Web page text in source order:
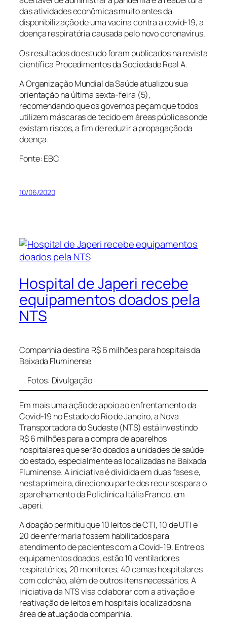
das atividades econômicas muito antes da
disponibilização de uma vacina contra a covid-19, a
doença respiratória causada pelo novo coronavírus.
Os resultados do estudo foram publicados na revista
científica Procedimentos da Sociedade RealA.
A Organização Mundial da Saúde atualizou sua
orientação na última sexta-feira (5),
recomendando que os governos peçam que todos
utilizem máscaras de tecido em áreas públicas onde
existam riscos, a fim de reduzir a propagação da
doença.
Fonte: EBC
10/06/2020
Hospital de Japeri recebe
equipamentos doados pela
NTS
Companhia destina R$ 6 milhões para hospitais da
Baixada Fluminense
Fotos: Divulgação
Em mais uma ação de apoio ao enfrentamento da
Covid-19 no Estado do Rio de Janeiro, a Nova
Transportadora do Sudeste(NTS) está investindo
R$ 6 milhões para a compra de aparelhos
hospitalares que serão doados a unidades de saúde
do estado, especialmente as localizadas na Baixada
Fluminense. A iniciativa é dividida em duas fases e,
nesta primeira, direcionou parte dos recursos para o
aparelhamento da Policlínica Itália Franco, em
Japeri.
A doação permitiu que 10 leitos de CTI, 10 de UTI e
20 de enfermaria fossem habilitados para
atendimento de pacientes com a Covid-19. Entre os
equipamentos doados, estão 10 ventiladores
respiratórios, 20 monitores, 40 camas hospitalares
com colchão, além de outros itens necessários. A
iniciativa da NTS visa colaborar com a ativação e
reativação de leitos em hospitais localizados na
área de atuação da companhia.